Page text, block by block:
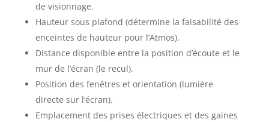
de visionnage.
Hauteur sous plafond (détermine la faisabilité des
enceintes de hauteur pour l’Atmos).
Distance disponible entre la position d’écoute et le
mur de l’écran (le recul).
Position des fenêtres et orientation (lumière
directe sur l’écran).
Emplacement des prises électriques et des gaines